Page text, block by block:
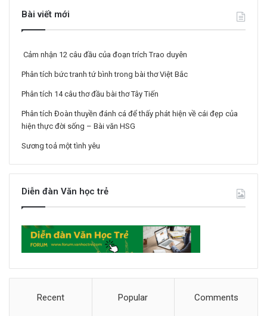
Bài viết mới
Cảm nhận 12 câu đầu của đoạn trích Trao duyên
Phân tích bức tranh tứ bình trong bài thơ Việt Bắc
Phân tích 14 câu thơ đầu bài thơ Tây Tiến
Phân tích Đoàn thuyền đánh cá để thấy phát hiện về cái đẹp của
hiện thực đời sống – Bài văn HSG
Sương toả một tình yêu
Diễn đàn Văn học trẻ
Recent Popular Comments